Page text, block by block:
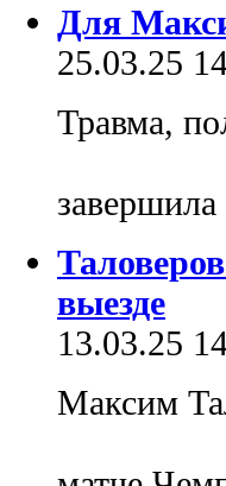
Для
25.03.25
Травма,
выезде
13.03.25
Максим